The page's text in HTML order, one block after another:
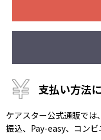
支払い方法
ケアスター公式通販で
振込、Pay-easy、コンビ